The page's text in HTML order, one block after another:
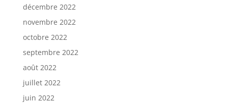
décembre 2022
novembre 2022
octobre 2022
septembre 2022
août 2022
juillet 2022
juin 2022